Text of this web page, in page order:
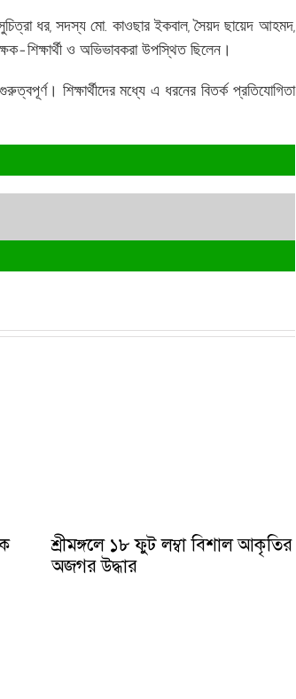
ধর, সদস্য মো. কাওছার ইকবাল, সৈয়দ ছায়েদ আহমদ,
শিক্ষার্থী ও অভিভাবকরা উপস্থিত ছিলেন।
শিক্ষার্থীদের মধ্যে এ ধরনের বিতর্ক প্রতিযোগিতা
শ্রীমঙ্গলে ১৮ ফুট লম্বা বিশাল আকৃতির
অজগর উদ্ধার